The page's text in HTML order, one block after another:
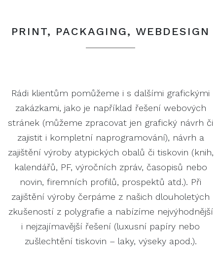
PRINT, PACKAGING, WEBDESIGN
Rádi klientům pomůžeme i s dalšími grafickými
zakázkami, jako je například řešení webových
stránek (můžeme zpracovat jen grafický návrh či
zajistit i kompletní naprogramování), návrh a
zajištění výroby atypických obalů či tiskovin (knih,
kalendářů, PF, výročních zpráv, časopisů nebo
novin, firemních profilů, prospektů atd.). Při
zajištění výroby čerpáme z našich dlouholetých
zkušeností z polygrafie a nabízíme nejvýhodnější
i nejzajímavější řešení (luxusní papíry nebo
zušlechtění tiskovin – laky, výseky apod.).